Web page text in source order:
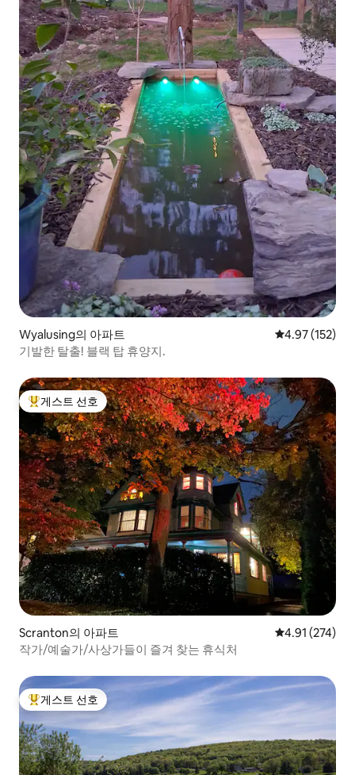
Wyalusing의 아파트 평점 4.97점(5
4.97 (152)
기발한 탈출! 블랙 탑 휴양지.
상위 게스트 선호
게스트 선호
Scranton의 아파트 평점 4.91점(5
4.91 (274)
작가/예술가/사상가들이 즐겨 찾는 휴식처
상위 게스트 선호
게스트 선호